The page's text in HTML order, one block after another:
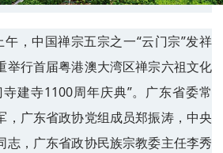
，中国禅宗五宗之一“云门宗”发祥
举行首届粤港澳大湾区禅宗六祖文化
建寺1100周年庆典”。广东省委常
，广东省政协党组成员郑振涛，中央
志，广东省政协民族宗教委主任李秀